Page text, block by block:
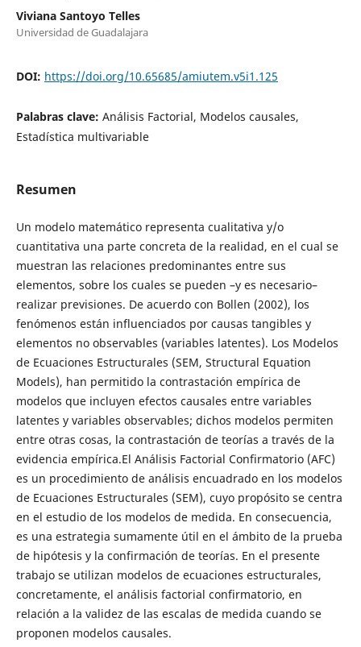
Viviana Santoyo Telles
Universidad de Guadalajara
DOI: https://doi.org/10.65685/amiutem.v5i1.125
Palabras clave: Análisis Factorial, Modelos causales,
Estadística multivariable
Resumen
Un modelo matemático representa cualitativa y/o
cuantitativa una parte concreta de la realidad, en el cual se
muestran las relaciones predominantes entre sus
elementos, sobre los cuales se pueden –y es necesario–
realizar previsiones. De acuerdo con Bollen (2002), los
fenómenos están influenciados por causas tangibles y
elementos no observables (variables latentes). Los Modelos
de Ecuaciones Estructurales (SEM, Structural Equation
Models), han permitido la contrastación empírica de
modelos que incluyen efectos causales entre variables
latentes y variables observables; dichos modelos permiten
entre otras cosas, la contrastación de teorías a través de la
evidencia empírica.El Análisis Factorial Confirmatorio (AFC)
es un procedimiento de análisis encuadrado en los modelos
de Ecuaciones Estructurales (SEM), cuyo propósito se centra
en el estudio de los modelos de medida. En consecuencia,
es una estrategia sumamente útil en el ámbito de la prueba
de hipótesis y la confirmación de teorías. En el presente
trabajo se utilizan modelos de ecuaciones estructurales,
concretamente, el análisis factorial confirmatorio, en
relación a la validez de las escalas de medida cuando se
proponen modelos causales.